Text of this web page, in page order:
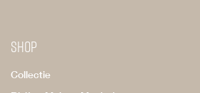
Shop
Collectie